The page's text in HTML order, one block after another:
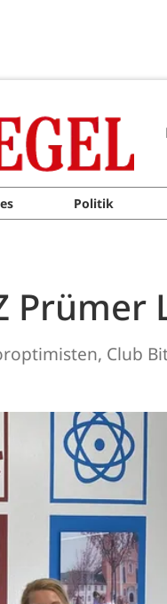
Politik
Prümer
Club